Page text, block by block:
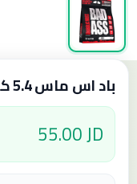
باد اس ماس 5.4 كغم 46 حصة كوكيز اند كريم
55.00 JD